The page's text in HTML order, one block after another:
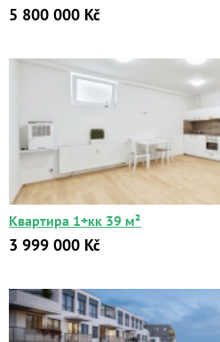
Квартиры
Дома
Новостройки
Коммерческие объекты
Город:
Площадь:
от до
5 800 000 Kč
Квартира 1+кк 39 м²
3 999 000 Kč